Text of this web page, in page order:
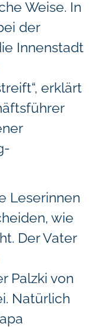
Weise. In
der
Innenstadt
erklärt
Leserinnen
wie
Der Vater
Palzki von
Natürlich